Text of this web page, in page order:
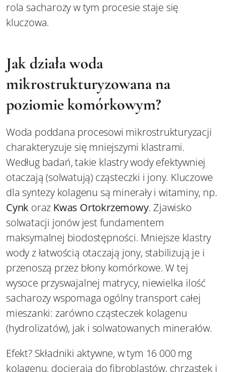
rola sacharozy w tym procesie staje się
kluczowa.
Jak działa woda
mikrostrukturyzowana na
poziomie komórkowym?
Woda poddana procesowi mikrostrukturyzacji
charakteryzuje się mniejszymi klastrami.
Według badań, takie klastry wody efektywniej
otaczają (solwatują) cząsteczki i jony. Kluczowe
dla syntezy kolagenu są minerały i witaminy, np.
Cynk oraz Kwas Ortokrzemowy. Zjawisko
solwatacji jonów jest fundamentem
maksymalnej biodostępności. Mniejsze klastry
wody z łatwością otaczają jony, stabilizują je i
przenoszą przez błony komórkowe. W tej
wysoce przyswajalnej matrycy, niewielka ilość
sacharozy wspomaga ogólny transport całej
mieszanki: zarówno cząsteczek kolagenu
(hydrolizatów), jak i solwatowanych minerałów.
Efekt? Składniki aktywne, w tym 16 000 mg
kolagenu, docierają do fibroblastów, chrząstek i